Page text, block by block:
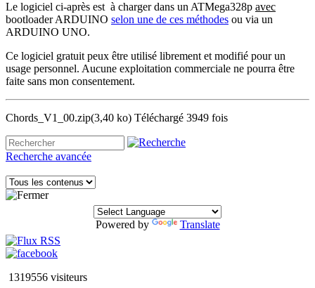
Le logiciel ci-après est à charger dans un ATMega328p avec
bootloader ARDUINO selon une de ces méthodes ou via un
ARDUINO UNO.
Ce logiciel gratuit peux être utilisé librement et modifié pour un
usage personnel. Aucune exploitation commerciale ne pourra être
faite sans mon consentement.
Chords_V1_00.zip(3,40 ko) Téléchargé 3949 fois
Recherche avancée
Powered by Translate
1319556 visiteurs